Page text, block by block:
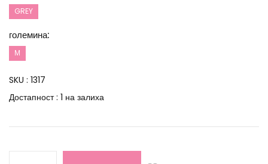
GREY
големина:
М
SKU : 1317
Достапност : 1 на залиха